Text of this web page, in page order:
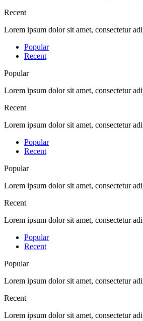
Recent
Lorem ipsum dolor sit amet, consectetur
Popular
Recent
Popular
Lorem ipsum dolor sit amet, consectetur
Recent
Lorem ipsum dolor sit amet, consectetur
Popular
Recent
Popular
Lorem ipsum dolor sit amet, consectetur
Recent
Lorem ipsum dolor sit amet, consectetur
Popular
Recent
Popular
Lorem ipsum dolor sit amet, consectetur
Recent
Lorem ipsum dolor sit amet, consectetur